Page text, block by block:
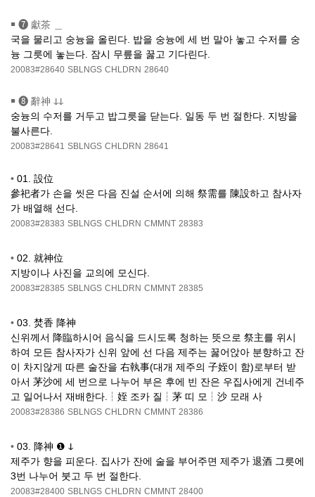
￭ ❼ 獻茶 ＿
국을 물리고 숭늉을 올린다. 밥을 숭늉에 세 번 말아 놓고 수저를 숭
늉 그릇에 놓는다. 잠시 무릎을 꿇고 기다린다.
20083#28640 SBLNGS CHLDRN 28640
￭ ❽ 辭神 ↆↆ
숭늉의 수저를 거두고 밥그릇을 닫는다. 일동 두 번 절한다. 지방을
불사른다.
20083#28641 SBLNGS CHLDRN 28641
• 01. 設位
參祀者가 손을 씻은 다음 진설 순서에 의해 祭需를 陳設하고 참사자
가 배열해 선다.
20083#28383 SBLNGS CHLDRN CMMNT 28383
• 02. 就神位
지방이나 사진을 교의에 모신다.
20083#28385 SBLNGS CHLDRN CMMNT 28385
• 03. 焚香 降神
신위께서 降臨하시어 음식을 드시도록 청하는 뜻으로 祭主를 위시
하여 모든 참사자가 신위 앞에 선 다음 제주는 꿇어앉아 분향하고 잔
이 차지않게 따른 술잔을 右執事(대개 제주의 子姪이 함)로부터 받
아서 茅沙에 세 번으로 나누어 부은 후에 빈 잔은 우집사에게 건네주
고 일어나서 재배한다.┆姪 조카 질┆茅 띠 모┆沙 모래 사
20083#28386 SBLNGS CHLDRN CMMNT 28386
• 03. 降神 ❶ ↆ
제주가 향을 피운다. 집사가 잔에 술을 부어주면 제주가 退酒 그릇에
3번 나누어 붓고 두 번 절한다.
20083#28400 SBLNGS CHLDRN CMMNT 28400